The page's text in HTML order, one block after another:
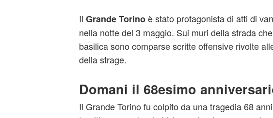
Il Grande Torinoè stato protagonista di atti di
nella notte del 3 maggio. Sui muri della strada
basilica sono comparse scritte offensive rivolte
della strage.
Domani il 68esimo
Il Grande Torino fu colpito da una tragedia 68